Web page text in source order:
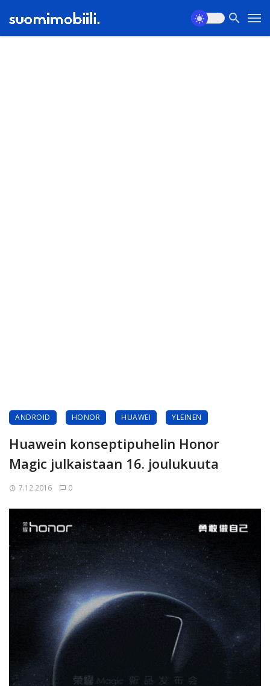
ANDROID HONOR HUAWEI YLEINEN
Huawein konseptipuhelin Honor
Magic julkaistaan 16. joulukuuta
7.12.2016 0